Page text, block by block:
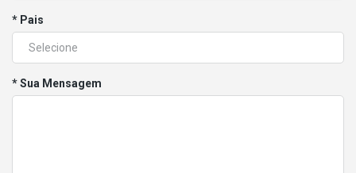
* Pais
* Sua Mensagem